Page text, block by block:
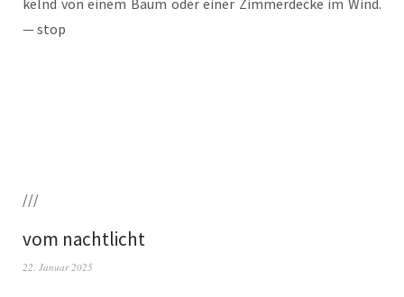
kelnd von einem Baum oder einer Zim­mer­de­cke im Wind.
— stop
///
vom nachtlicht
22. Januar 2025